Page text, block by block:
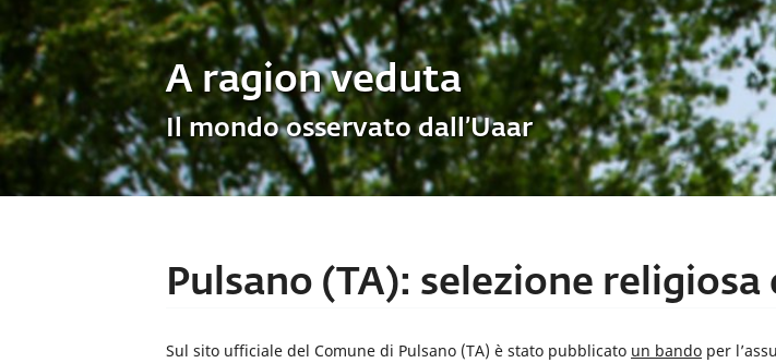
A ragion veduta
Il mondo osservato dall’Uaar
Pulsano (TA): selezione
Sul sito ufficiale del Comune di Pulsano (TA) è stato pubblicato un bando per